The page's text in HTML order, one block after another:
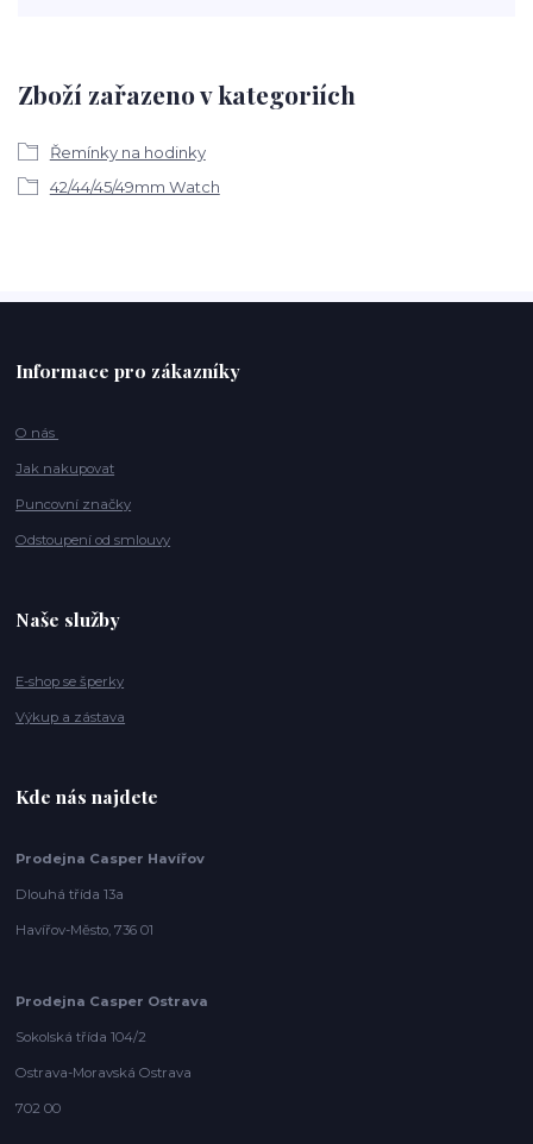
Zboží zařazeno v kategoriích
Řemínky na hodinky
42/44/45/49mm Watch
Informace pro zákazníky
O nás
Jak nakupovat
Puncovní značky
Odstoupení od smlouvy
Naše služby
E-shop se šperky
Výkup a zástava
Kde nás najdete
Prodejna Casper Havířov
Dlouhá třída 13a
Havířov-Město, 736 01
Prodejna Casper Ostrava
Sokolská třída 104/2
Ostrava-Moravská Ostrava
702 00